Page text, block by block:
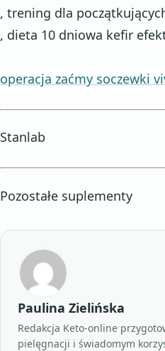
, trening dla
, dieta 10 dniowa kefir
operacja zaćmy soczewki
Stanlab
Pozostałe suplementy
Paulina Zielińska
Redakcja Keto-online
pielęgnacji i świadomym